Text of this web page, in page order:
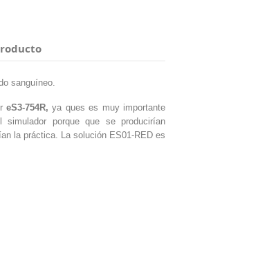
sanguíneo.
eS3-754R,ya ques es muy importante
porque que se producirían
la práctica. La solución ES01-RED es